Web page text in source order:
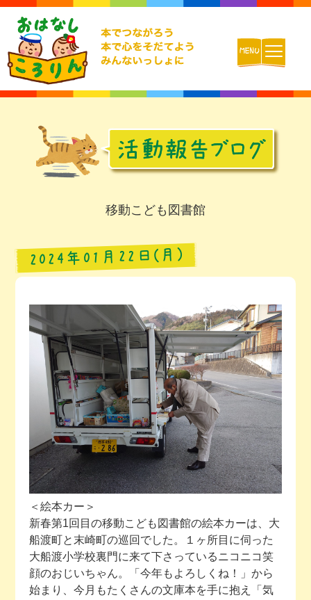
おはなしころりんとは
活動報告ブログ
今月の予定
活動場所のご案内
ファンクラブのご案内
お問い合わせ
移動こども図書館
2024年01月22日(月)
＜絵本カー＞
新春第1回目の移動こども図書館の絵本カーは、大
船渡町と末崎町の巡回でした。１ヶ所目に伺った
大船渡小学校裏門に来て下さっているニコニコ笑
顔のおじいちゃん。「今年もよろしくね！」から
始まり、今月もたくさんの文庫本を手に抱え「気